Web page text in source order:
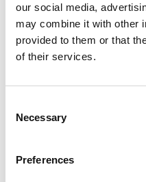
our social media,
may combine it with other
provided to them or that
of their services.
Selection
Necessary
Preferences
updates her.
Viktig
octoplant Server og
fra den nye versjonen